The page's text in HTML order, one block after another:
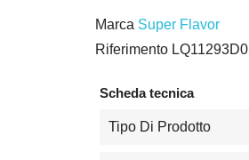
Marca Super Flavor
Riferimento LQ11293D0
Scheda tecnica
Tipo Di Prodotto